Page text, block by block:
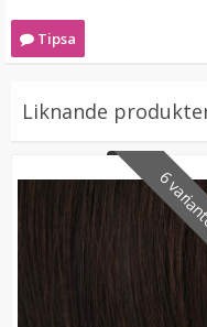
Platt tång för
★
Tipsa
Liknande
6